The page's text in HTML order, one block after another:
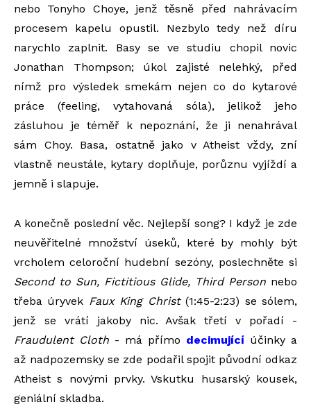
nebo Tonyho Choye, jenž těsně před nahrávacím
procesem kapelu opustil. Nezbylo tedy než díru
narychlo zaplnit. Basy se ve studiu chopil novic
Jonathan Thompson; úkol zajisté nelehký, před
nímž pro výsledek smekám nejen co do kytarové
práce (feeling, vytahovaná sóla), jelikož jeho
zásluhou je téměř k nepoznání, že ji nenahrával
sám Choy. Basa, ostatně jako v Atheist vždy, zní
vlastně neustále, kytary doplňuje, porůznu vyjíždí a
jemně i slapuje.
A konečně poslední věc. Nejlepší song? I když je zde
neuvěřitelné množství úseků, které by mohly být
vrcholem celoroční hudební sezóny, poslechněte si
Second to Sun, Fictitious Glide, Third Person nebo
třeba úryvek Faux King Christ(1:45-2:23) se sólem,
jenž se vrátí jakoby nic. Avšak třetí v pořadí -
Fraudulent Cloth - má přímo decimující účinky a
až nadpozemsky se zde podařil spojit původní odkaz
Atheist s novými prvky. Vskutku husarský kousek,
geniální skladba.